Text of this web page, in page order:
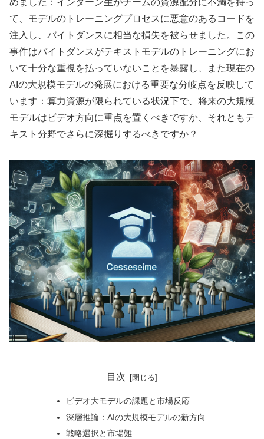
めました：インターン生がチームの資源配分に不満を持っ
て、モデルのトレーニングプロセスに悪意のあるコードを
注入し、バイトダンスに相当な損失を被らせました。この
事件はバイトダンスがテキストモデルのトレーニングにお
いて十分な重視を払っていないことを暴露し、また現在の
AIの大規模モデルの発展における重要な分岐点を反映して
います：算力資源が限られている状況下で、将来の大規模
モデルはビデオ方向に重点を置くべきですか、それともテ
キスト分野でさらに深掘りするべきですか？
目次
ビデオ大モデルの課題と市場反応
深層推論：AIの大規模モデルの新方向
戦略選択と市場難